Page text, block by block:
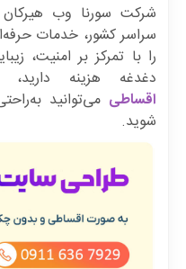
شرکت سورنا وب
سراسر کشور، خدمات
را با تمرکز بر امنیت،
دغدغه هزینه
اقساطی می‌توانید
شوید.